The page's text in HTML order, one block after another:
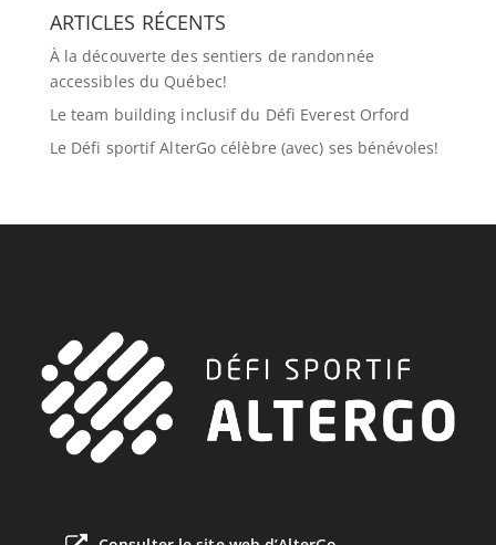
ARTICLES RÉCENTS
À la découverte des sentiers de randonnée
accessibles du Québec!
Le team building inclusif du Défi Everest Orford
Le Défi sportif AlterGo célèbre (avec) ses bénévoles!